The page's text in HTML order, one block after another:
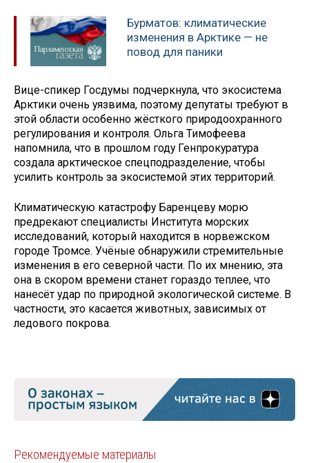
Бурматов: климатические
изменения в Арктике — не
повод для паники
Вице-спикер Госдумы подчеркнула, что экосистема
Арктики очень уязвима, поэтому депутаты требуют в
этой области особенно жёсткого природоохранного
регулирования и контроля. Ольга Тимофеева
напомнила, что в прошлом году Генпрокуратура
создала арктическое спецподразделение, чтобы
усилить контроль за экосистемой этих территорий.
Климатическую катастрофу Баренцеву морю
предрекают специалисты Института морских
исследований, который находится в норвежском
городе Тромсе. Учёные обнаружили стремительные
изменения в его северной части. По их мнению, эта
она в скором времени станет гораздо теплее, что
нанесёт удар по природной экологической системе. В
частности, это касается животных, зависимых от
ледового покрова.
Рекомендуемые материалы